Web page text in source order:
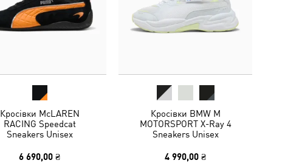
Кросівки McLAREN
RACING Speedcat
Sneakers Unisex
6 690,00 ₴
Кросівки BMW M
MOTORSPORT X-Ray 4
Sneakers Unisex
4 990,00 ₴